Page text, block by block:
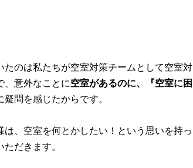
のは私たちが空室対策チームとして空室対
、意外なことに空室があるのに、『空室に困
問を感じたからです。
、空室を何とかしたい！という思いを持っ
だきます。